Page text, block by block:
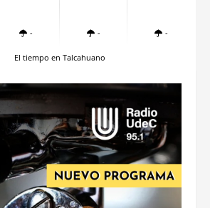
- - -
El tiempo en Talcahuano